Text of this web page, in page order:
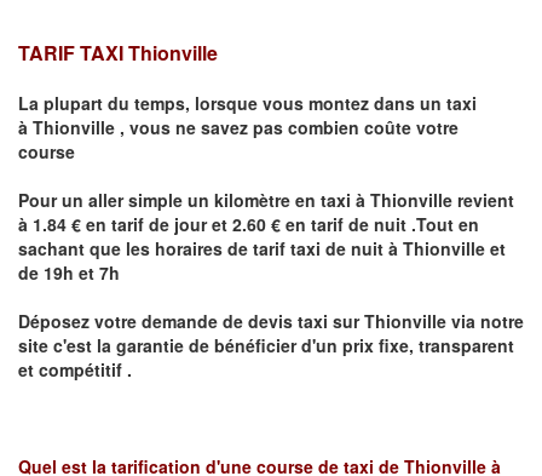
TARIF TAXI Thionville
La plupart du temps, lorsque vous montez dans un taxi
à Thionville , vous ne savez pas combien coûte votre
course
Pour un aller simple un kilomètre en taxi à Thionville revient
à 1.84 € en tarif de jour et 2.60 € en tarif de nuit .Tout en
sachant que les horaires de tarif taxi de nuit à Thionville et
de 19h et 7h
Déposez votre demande de devis taxi surThionville via notre
site c'est la garantie de bénéficier d'un prix fixe, transparent
et compétitif .
Quel est la tarification d'une course de taxi de Thionville à